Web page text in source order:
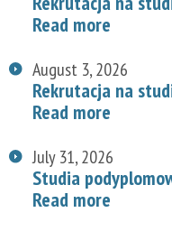
Read more
August 3, 2026
Rekrutacja na
Read more
July 31, 2026
Studia
Read more